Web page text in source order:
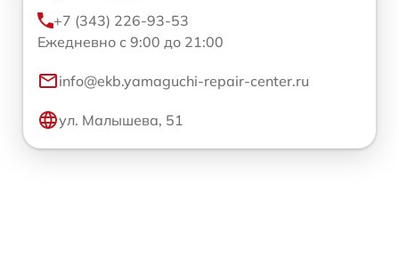
+7 (343) 226-93-53
Ежедневно с 9:00 до 21:00
info@ekb.yamaguchi-repair-center.ru
ул. Малышева, 51